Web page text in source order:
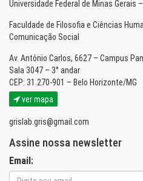
Universidade Federal de Minas Gerais –
Faculdade de Filosofia e Ciências
Comunicação Social
Av. Antônio Carlos, 6627 – Campus
Sala 3047 – 3° andar
CEP: 31.270-901 – Belo Horizonte/MG
ver mapa
grislab.gris@gmail.com
Assine nossa newsletter
Email: